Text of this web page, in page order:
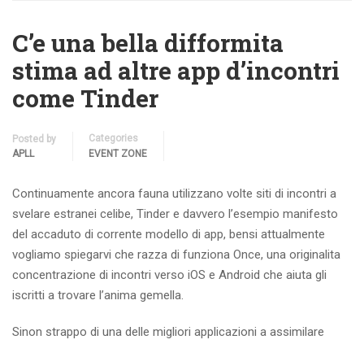
C’e una bella difformita
stima ad altre app d’incontri
come Tinder
Posted by
APLL
Categories
EVENT ZONE
Continuamente ancora fauna utilizzano volte siti di incontri a
svelare estranei celibe, Tinder e davvero l’esempio manifesto
del accaduto di corrente modello di app, bensi attualmente
vogliamo spiegarvi che razza di funziona Once, una originalita
concentrazione di incontri verso iOS e Android che aiuta gli
iscritti a trovare l’anima gemella.
Sinon strappo di una delle migliori applicazioni a assimilare